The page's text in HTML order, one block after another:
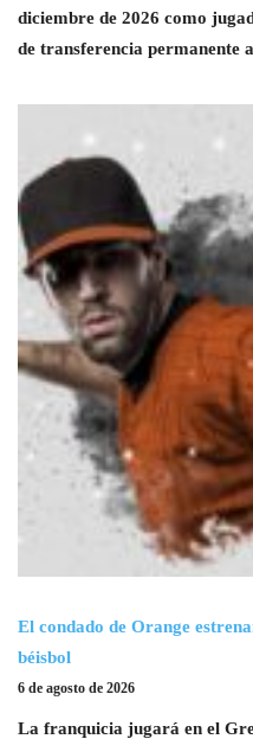
diciembre de 2026 como
de transferencia permanente
El condado de Orange
béisbol
6 de agosto de 2026
La franquicia jugará en el